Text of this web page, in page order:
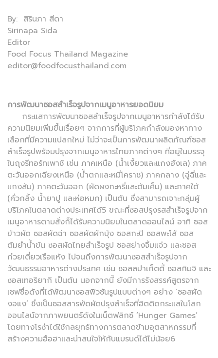
By: สิรินภา สีดา
Sirinapa Sida
Editor
Food Focus Thailand Magazine
editor@foodfocusthailand.com
การพัฒนาซอสสำเร็จรูปจากเมนูอาหารยอดนิยม
กระแสการพัฒนาซอสสำเร็จรูปจากเมนูอาหารกำลังได้รับ
ความนิยมเพิ่มขึ้นเรื่อยๆ จากการที่ผู้บริโภคกำลังมองหาทาง
เลือกที่มีความแปลกใหม่ ไม่ว่าจะเป็นการพัฒนาผลิตภัณฑ์ซอส
สำเร็จรูปพร้อมปรุงจากเมนูอาหารไทยภาคต่างๆ ที่อยู่ในบรรจุ
ในถุงรีทอร์ทเพาช์ เช่น ภาคเหนือ (น้ำเงี้ยวและแกงฮังเล) ภาค
ตะวันออกเฉียงเหนือ (น้ำตกและหมี่โคราช) ภาคกลาง (ฉู่ฉี่และ
แกงส้ม) ภาคตะวันออก (ผัดผงกะหรี่และต้มเค็ม) และภาคใต้
(คั่วกลิ้ง น้ำยาปู และห่อหมก) เป็นต้น ซึ่งสามารถเจาะกลุ่มผู้
บริโภคในตลาดต่างประเทศได้5 ขณะที่ซอสปรุงรสสำเร็จรูปจาก
เมนูอาหารตามสั่งก็ได้รับความนิยมในตลาดออนไลน์ อาทิ ซอส
ข้าวผัด ซอสผัดฉ่า ซอสผัดผักบุ้ง ซอสกะปิ ซอสพะโล้ ซอส
ต้มยำน้ำข้น ซอสผัดไทยสำเร็จรูป ซอสย่างจิ้มแจ่ว และซอส
ก๋วยเตี๋ยวเรือแห้ง ไปจนถึงการพัฒนาซอสสำเร็จรูปจาก
วัฒนธรรมอาหารต่างประเทศ เช่น ซอสสปาเก็ตตี้ ซอสกิมจิ และ
ซอสเทอริยากิ เป็นต้น นอกจากนี้ ยังมีการรังสรรค์สูตรจาก
เชฟชื่อดังที่ได้พัฒนาซอสฟิวชันรูปแบบต่างๆ อย่าง ‘ซอสผัด
งอแง’ ซึ่งเป็นซอสสารพัดผัดปรุงสำเร็จที่ฮิตติดกระแสในโลก
ออนไลน์จากภาพยนตร์ดังในเน็ตฟลิกซ์ ‘Hunger Games’
โดยทางโรซ่าได้ใช้กลยุทธ์ทางการตลาดข้ามอุตสาหกรรมที่
สร้างความฮือฮาและน่าสนใจให้กับแบรนด์ได้ไม่น้อย6